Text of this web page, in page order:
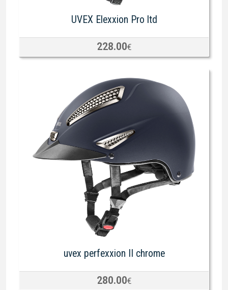
UVEX Elexxion Pro ltd
228.00€
uvex perfexxion II chrome
280.00€